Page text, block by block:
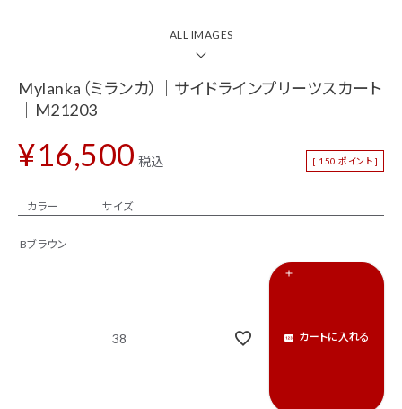
カテゴリーから探す
新着商品
スカート ワンピース
アウター
ALL IMAGES
Mylanka（ミランカ）｜サイドラインプリーツスカート
｜M21203
¥16,500 税込 [ 150 ポイント ]
カラー サイズ
Bブラウン
38 カートに入れる